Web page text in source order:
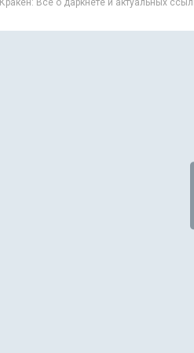
Кракен: Все о даркнете и актуальных